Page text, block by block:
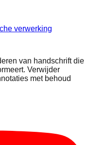
verwerking
van handschrift die
Verwijder
met behoud